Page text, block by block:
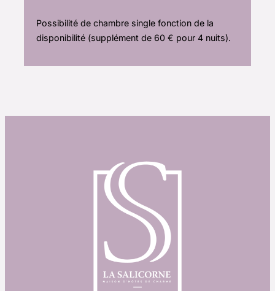
Possibilité de chambre single fonction de la
disponibilité (supplément de 60 € pour 4 nuits).